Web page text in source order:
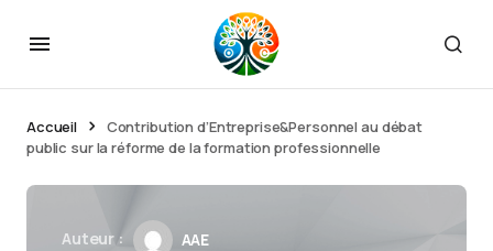
Accueil
Contribution d’Entreprise&Personnel au débat
public sur la réforme de la formation professionnelle
Auteur :
AAE